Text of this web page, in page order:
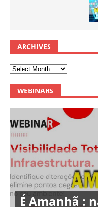
ARCHIVES
WEBINARS
É Amanhã :